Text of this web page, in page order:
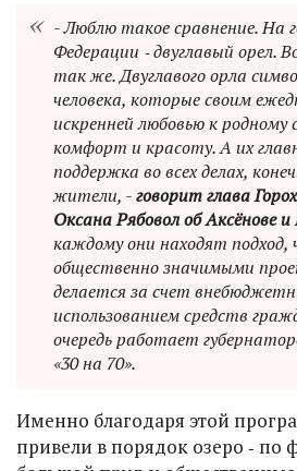
- Люблю такое сравнение. На
Федерации ‑ двуглавый орел.
так же. Двуглавого орла
человека, которые своим
искренней любовью к родному
комфорт и красоту. А их
поддержка во всех делах,
жители, -говорит глава
Оксана Рябовол об Аксёнове
каждому они находят подход,
общественно значимыми
делается за счет
использованием средств
очередь работает
«30 на 70».
Именно благодаря этой
привели в порядок озеро ‑ по